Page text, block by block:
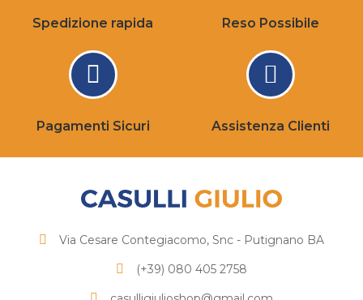
Spedizione rapida Reso Possibile
Pagamenti Sicuri Assistenza Clienti
Via Cesare Contegiacomo, Snc - Putignano BA
(+39) 080 405 2758